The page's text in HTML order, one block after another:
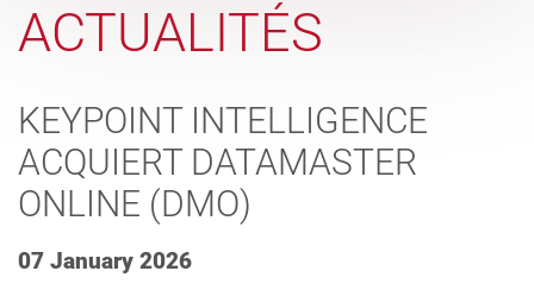
ACTUALITÉS
KEYPOINT INTELLIGENCE
ACQUIERT DATAMASTER
ONLINE (DMO)
07 January 2026